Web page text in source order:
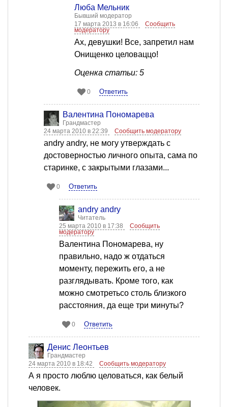
Люба Мельник
Бывший модератор
17 марта 2013 в 16:06
Сообщить
модератору
Ах, девушки! Все, запретил нам
Онищенко целоваццо!
Оценка статьи: 5
0 Ответить
Валентина Пономарева
Грандмастер
24 марта 2010 в 22:39
Сообщить модератору
andry andry, не могу утверждать с
достоверностью личного опыта, сама по
старинке, с закрытыми глазами...
0 Ответить
andry andry
Читатель
25 марта 2010 в 17:38
Сообщить
модератору
Валентина Пономарева, ну
правильно, надо ж отдаться
моменту, пережить его, а не
разглядывать. Кроме того, как
можно смотретьсо столь близкого
расстояния, да еще три минуты?
0 Ответить
Денис Леонтьев
Грандмастер
24 марта 2010 в 18:42
Сообщить модератору
А я просто люблю целоваться, как белый
человек.